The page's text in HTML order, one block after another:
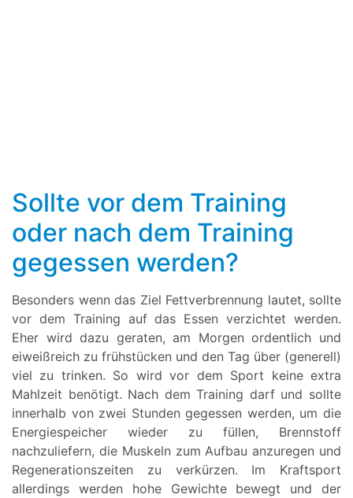
Sollte vor dem Training
oder nach dem Training
gegessen werden?
Besonders wenn das Ziel Fettverbrennung lautet, sollte
vor dem Training auf das Essen verzichtet werden.
Eher wird dazu geraten, am Morgen ordentlich und
eiweißreich zu frühstücken und den Tag über (generell)
viel zu trinken. So wird vor dem Sport keine extra
Mahlzeit benötigt. Nach dem Training darf und sollte
innerhalb von zwei Stunden gegessen werden, um die
Energiespeicher wieder zu füllen, Brennstoff
nachzuliefern, die Muskeln zum Aufbau anzuregen und
Regenerationszeiten zu verkürzen. Im Kraftsport
allerdings werden hohe Gewichte bewegt und der